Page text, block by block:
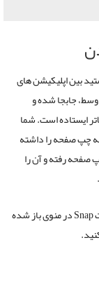
بین اپلیکیشن های
جابجا شده و
ایستاده است. شما
چپ صفحه را داشته
صفحه رفته و آن را
برای بستن برنامه ها هم تنها کافی است که آنها را از حالت Snap در منوی باز شده